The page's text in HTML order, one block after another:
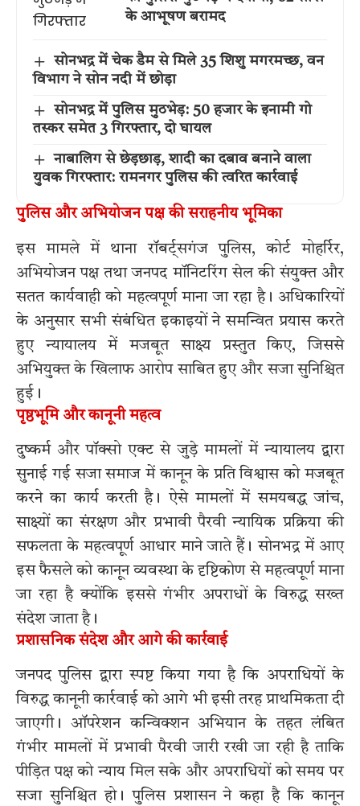
के आभूषण बरामद
सोनभद्र में चेक डैम से मिले 35 शिशु मगरमच्छ, वन
विभाग ने सोन नदी में छोड़ा
सोनभद्र में पुलिस मुठभेड़: 50 हजार के इनामी गो
तस्कर समेत 3 गिरफ्तार, दो घायल
नाबालिग से छेड़छाड़, शादी का दबाव बनाने वाला
युवक गिरफ्तार: रामनगर पुलिस की त्वरित कार्रवाई
पुलिस और अभियोजन पक्ष की सराहनीय भूमिका
इस मामले में थाना रॉबर्ट्सगंज पुलिस, कोर्ट मोहर्रिर,
अभियोजन पक्ष तथा जनपद मॉनिटरिंग सेल की संयुक्त और
सतत कार्यवाही को महत्वपूर्ण माना जा रहा है। अधिकारियों
के अनुसार सभी संबंधित इकाइयों ने समन्वित प्रयास करते
हुए न्यायालय में मजबूत साक्ष्य प्रस्तुत किए, जिससे
अभियुक्त के खिलाफ आरोप साबित हुए और सजा सुनिश्चित
हुई।
पृष्ठभूमि और कानूनी महत्व
दुष्कर्म और पॉक्सो एक्ट से जुड़े मामलों में न्यायालय द्वारा
सुनाई गई सजा समाज में कानून के प्रति विश्वास को मजबूत
करने का कार्य करती है। ऐसे मामलों में समयबद्ध जांच,
साक्ष्यों का संरक्षण और प्रभावी पैरवी न्यायिक प्रक्रिया की
सफलता के महत्वपूर्ण आधार माने जाते हैं। सोनभद्र में आए
इस फैसले को कानून व्यवस्था के दृष्टिकोण से महत्वपूर्ण माना
जा रहा है क्योंकि इससे गंभीर अपराधों के विरुद्ध सख्त
संदेश जाता है।
प्रशासनिक संदेश और आगे की कार्रवाई
जनपद पुलिस द्वारा स्पष्ट किया गया है कि अपराधियों के
विरुद्ध कानूनी कार्रवाई को आगे भी इसी तरह प्राथमिकता दी
जाएगी। ऑपरेशन कन्विक्शन अभियान के तहत लंबित
गंभीर मामलों में प्रभावी पैरवी जारी रखी जा रही है ताकि
पीड़ित पक्ष को न्याय मिल सके और अपराधियों को समय पर
सजा सुनिश्चित हो। पुलिस प्रशासन ने कहा है कि कानून